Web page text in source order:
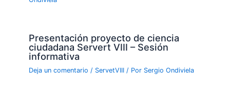
Presentación proyecto de ciencia
ciudadana Servert VIII – Sesión
informativa
Deja un comentario / ServetVIII / Por Sergio Ondiviela